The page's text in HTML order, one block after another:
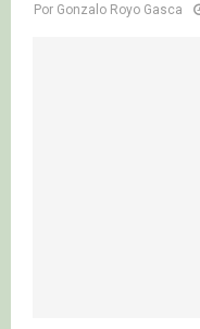
Por Gonzalo Royo Gasca